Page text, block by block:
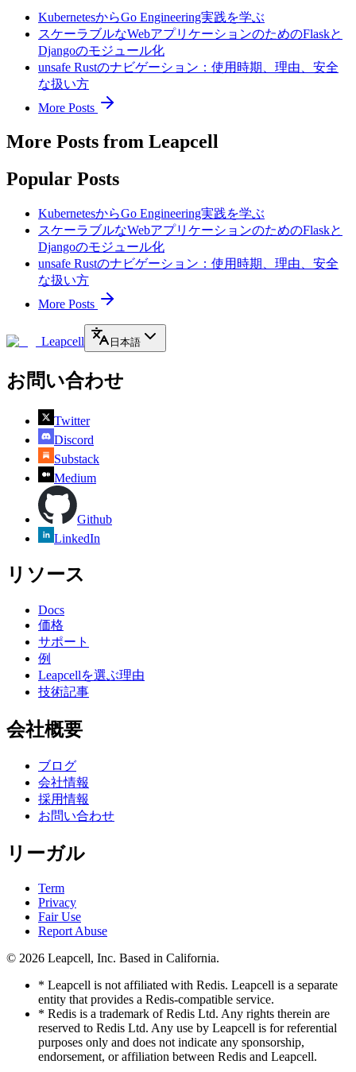
KubernetesからGo Engineering実践を学ぶ
スケーラブルなWebアプリケーションのためのFlaskと
Djangoのモジュール化
unsafe Rustのナビゲーション：使用時期、理由、安全
な扱い方
More Posts
More Posts from Leapcell
Popular Posts
KubernetesからGo Engineering実践を学ぶ
スケーラブルなWebアプリケーションのためのFlaskと
Djangoのモジュール化
unsafe Rustのナビゲーション：使用時期、理由、安全
な扱い方
More Posts
Leapcell 日本語
お問い合わせ
Twitter
Discord
Substack
Medium
Github
LinkedIn
リソース
Docs
価格
サポート
例
Leapcellを選ぶ理由
技術記事
会社概要
ブログ
会社情報
採用情報
お問い合わせ
リーガル
Term
Privacy
Fair Use
Report Abuse
© 2026 Leapcell, Inc. Based in California.
* Leapcell is not affiliated with Redis. Leapcell is a separate
entity that provides a Redis-compatible service.
* Redis is a trademark of Redis Ltd. Any rights therein are
reserved to Redis Ltd. Any use by Leapcell is for referential
purposes only and does not indicate any sponsorship,
endorsement, or affiliation between Redis and Leapcell.